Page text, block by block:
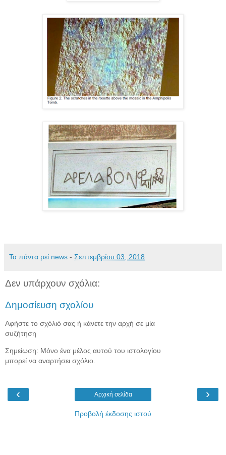
Τα πάντα ρεί news - Σεπτεμβρίου 03, 2018
Δεν υπάρχουν σχόλια:
Δημοσίευση σχολίου
Αφήστε το σχόλιό σας ή κάνετε την αρχή σε μία
συζήτηση
Σημείωση: Μόνο ένα μέλος αυτού του ιστολογίου
μπορεί να αναρτήσει σχόλιο.
‹ ›
Αρχική σελίδα
Προβολή έκδοσης ιστού